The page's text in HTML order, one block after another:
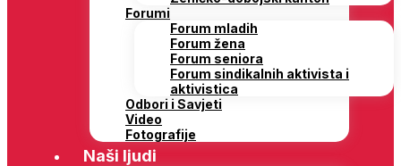
Forumi
Forum mladih
Forum žena
Forum seniora
Forum sindikalnih aktivista i
aktivistica
Odbori i Savjeti
Video
Fotografije
Naši ljudi